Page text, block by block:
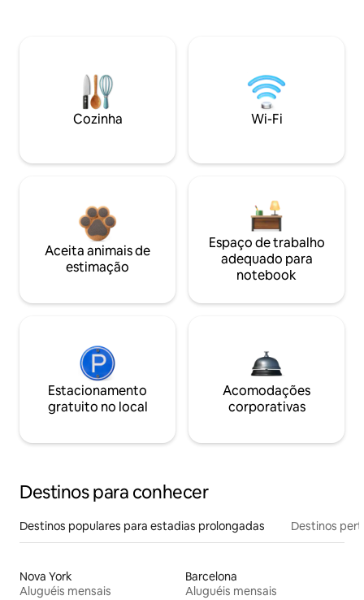
Cozinha Wi-Fi
Aceita animais de
estimação
Espaço de trabalho
adequado para
notebook
Estacionamento
gratuito no local
Acomodações
corporativas
Destinos para conhecer
Destinos populares para estadias prolongadas Destinos
Nova York
Aluguéis mensais
Barcelona
Aluguéis mensais